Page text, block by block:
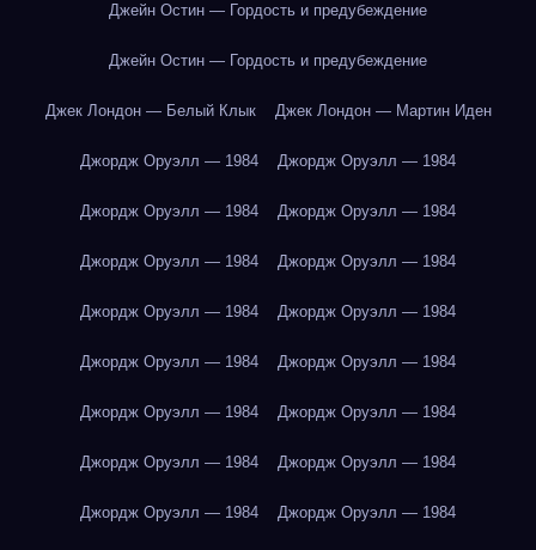
Джейн Остин — Гордость и предубеждение
Джейн Остин — Гордость и предубеждение
Джек Лондон — Белый Клык Джек Лондон — Мартин Иден
Джордж Оруэлл — 1984 Джордж Оруэлл — 1984
Джордж Оруэлл — 1984 Джордж Оруэлл — 1984
Джордж Оруэлл — 1984 Джордж Оруэлл — 1984
Джордж Оруэлл — 1984 Джордж Оруэлл — 1984
Джордж Оруэлл — 1984 Джордж Оруэлл — 1984
Джордж Оруэлл — 1984 Джордж Оруэлл — 1984
Джордж Оруэлл — 1984 Джордж Оруэлл — 1984
Джордж Оруэлл — 1984 Джордж Оруэлл — 1984